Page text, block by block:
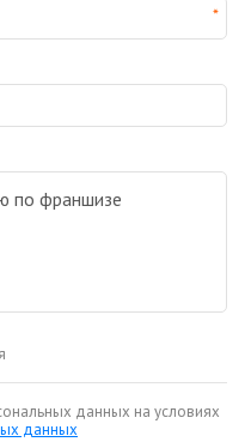
данных на условиях
данных